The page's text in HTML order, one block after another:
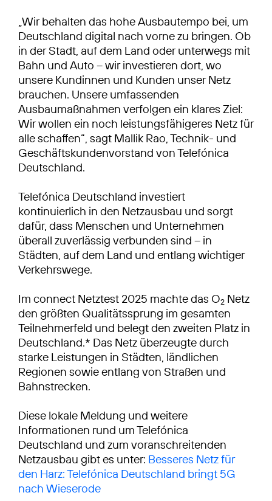
„Wir behalten das hohe Ausbautempo bei, um
Deutschland digital nach vorne zu bringen. Ob
in der Stadt, auf dem Land oder unterwegs mit
Bahn und Auto – wir investieren dort, wo
unsere Kundinnen und Kunden unser Netz
brauchen. Unsere umfassenden
Ausbaumaßnahmen verfolgen ein klares Ziel:
Wir wollen ein noch leistungsfähigeres Netz für
alle schaffen“, sagt Mallik Rao, Technik- und
Geschäftskundenvorstand von Telefónica
Deutschland.
Telefónica Deutschland investiert
kontinuierlich in den Netzausbau und sorgt
dafür, dass Menschen und Unternehmen
überall zuverlässig verbunden sind – in
Städten, auf dem Land und entlang wichtiger
Verkehrswege.
Im connect Netztest 2025 machte das O2 Netz
den größten Qualitätssprung im gesamten
Teilnehmerfeld und belegt den zweiten Platz in
Deutschland.* Das Netz überzeugte durch
starke Leistungen in Städten, ländlichen
Regionen sowie entlang von Straßen und
Bahnstrecken.
Diese lokale Meldung und weitere
Informationen rund um Telefónica
Deutschland und zum voranschreitenden
Netzausbau gibt es unter: Besseres Netz für
den Harz: Telefónica Deutschland bringt 5G
nach Wieserode